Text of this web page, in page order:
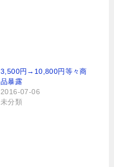
3,500円→10,800円等々商
品暴露
2016-07-06
未分類